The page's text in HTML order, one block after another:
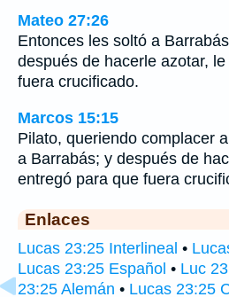
Mateo 27:26
Entonces les soltó a
después de hacerle azotar,
fuera crucificado.
Marcos 15:15
Pilato, queriendo complacer
a Barrabás; y después de
entregó para que fuera
Enlaces
Lucas 23:25 Interlineal •
Lucas 23:25 Español • Luc
23:25 Alemán • Lucas 23:25